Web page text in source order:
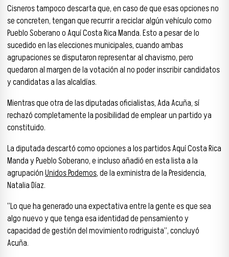
Cisneros tampoco descarta que, en caso de que esas opciones no
se concreten, tengan que recurrir a reciclar algún vehículo como
Pueblo Soberano o Aquí Costa Rica Manda. Esto a pesar de lo
sucedido en las elecciones municipales, cuando ambas
agrupaciones se disputaron representar al chavismo, pero
quedaron al margen de la votación al no poder inscribir candidatos
y candidatas a las alcaldías.
Mientras que otra de las diputadas oficialistas, Ada Acuña, sí
rechazó completamente la posibilidad de emplear un partido ya
constituido.
La diputada descartó como opciones a los partidos Aquí Costa Rica
Manda y Pueblo Soberano, e incluso añadió en esta lista a la
agrupaciónUnidos Podemos, de la exministra de la Presidencia,
Natalia Díaz.
“Lo que ha generado una expectativa entre la gente es que sea
algo nuevo y que tenga esa identidad de pensamiento y
capacidad de gestión del movimiento rodriguista”, concluyó
Acuña.